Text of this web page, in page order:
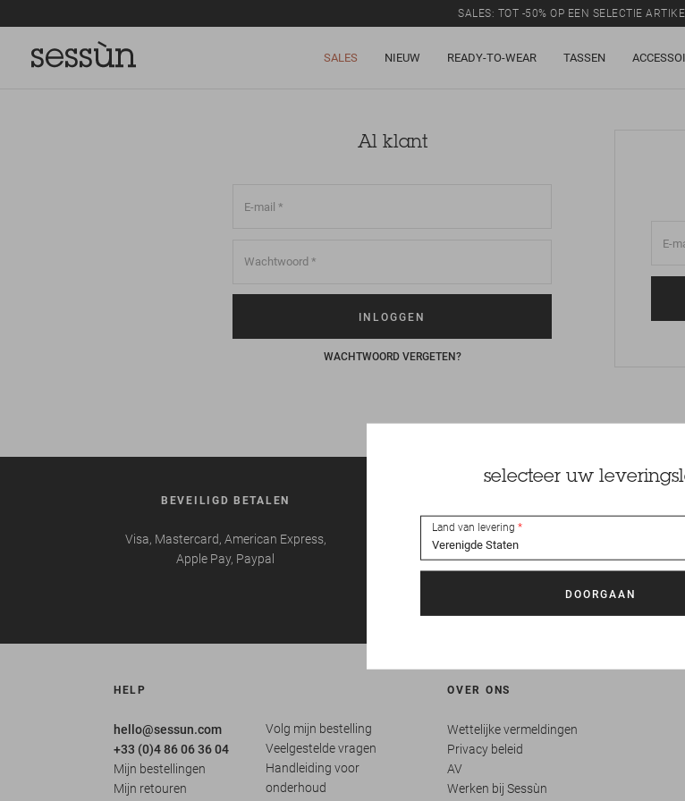
SALES: TOT -50% OP EEN SELECTIE
SALES NIEUW READY-TO-WEAR TASSEN
Al klant
WACHTWOORD VERGETEN?
BEVEILIGD BETALEN
Visa, Mastercard, American Express,
Apple Pay, Paypal
BINNEN 24 UUR
Uitgezonderd weekends, feestdagen,
promotieperiodes en startperiodes van
Tot 15
HELP
hello@sessun.com
+33 (0)4 86 06 36 04
Mijn bestellingen
Mijn retouren
Volg mijn bestelling
Veelgestelde vragen
Handleiding voor
onderhoud
OVER ONS
Wettelijke vermeldingen
Privacy beleid
AV
Werken bij Sessùn
selecteer uw
Land van levering